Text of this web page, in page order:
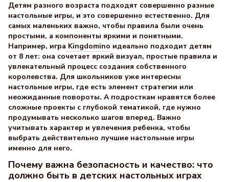
Детям разного возраста подходят совершенно разные
настольные игры, и это совершенно естественно. Для
самых маленьких важно, чтобы правила были очень
простыми, а компоненты яркими и понятными.
Например, игра Kingdomino идеально подходит детям
от 8 лет: она сочетает яркий визуал, простые правила и
увлекательный процесс создания собственного
королевства. Для школьников уже интересны
настольные игры, где есть элемент стратегии или
неожиданные повороты. А подросткам нравятся более
сложные проекты с глубокой тематикой, где нужно
продумывать несколько шагов вперед. Важно
учитывать характер и увлечения ребенка, чтобы
выбрать действительно лучшие настольные игры
именно для него.
Почему важна безопасность и качество: что
должно быть в детских настольных играх